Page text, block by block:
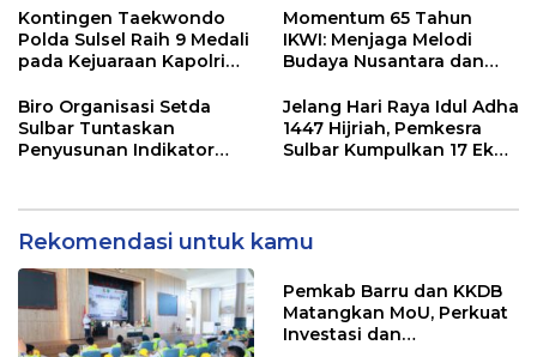
Wujudkan Desa Maju
Kontingen Taekwondo
Polda Sulsel Raih 9 Medali
pada Kejuaraan Kapolri
Momentum 65 Tahun
IKWI: Menjaga Melodi
Budaya Nusantara dan
Pers
Biro Organisasi Setda
Sulbar Tuntaskan
Penyusunan Indikator
Jelang Hari Raya Idul Adha
1447 Hijriah, Pemkesra
Sulbar Kumpulkan 17 Ekor
Rekomendasi untuk kamu
Pemkab Barru dan KKDB
Matangkan MoU, Perkuat
Investasi dan